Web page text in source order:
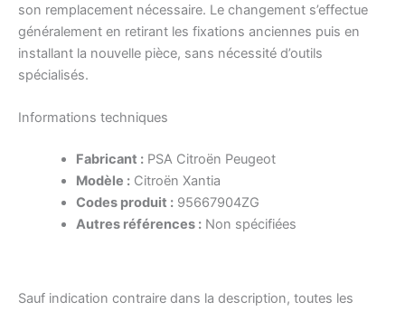
son remplacement nécessaire. Le changement s’effectue
généralement en retirant les fixations anciennes puis en
installant la nouvelle pièce, sans nécessité d’outils
spécialisés.
Informations techniques
Fabricant :PSA Citroën Peugeot
Modèle :Citroën Xantia
Codes produit :95667904ZG
Autres références :Non spécifiées
Sauf indication contraire dans la description, toutes les